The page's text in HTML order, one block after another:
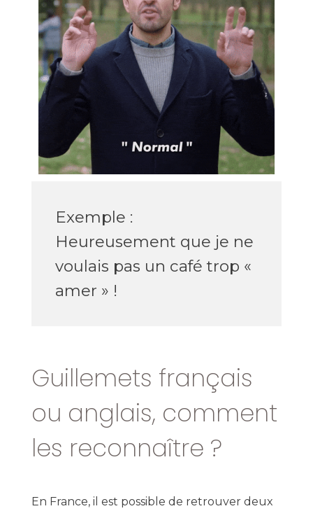
Exemple :
Heureusement que je ne
voulais pas un café trop «
amer » !
Guillemets français
ou anglais, comment
les reconnaître ?
En France, il est possible de retrouver deux